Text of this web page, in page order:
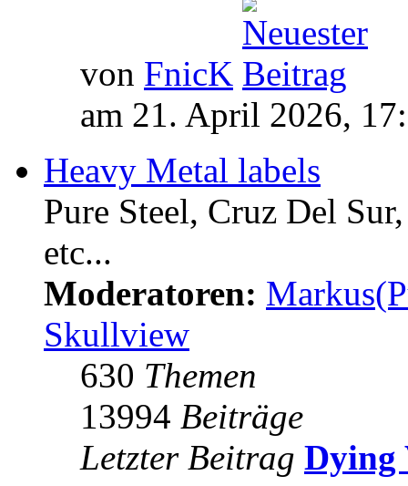
von FnicK
am 21. April 2026,
Heavy Metal labels
Pure Steel, Cruz Del
etc...
Moderatoren:
Skullview
630 Themen
13994 Beiträge
Letzter Beitrag Dying